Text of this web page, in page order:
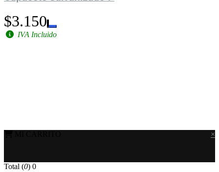
$3.150
IVA Incluido
×
Total (0) 0